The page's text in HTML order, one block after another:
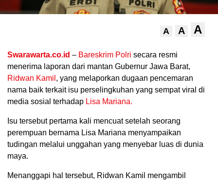
A A A
Swarawarta.co.id – Bareskrim Polri secara resmi
menerima laporan dari mantan Gubernur Jawa Barat,
Ridwan Kamil , yang melaporkan dugaan pencemaran
nama baik terkait isu perselingkuhan yang sempat viral di
media sosial terhadap Lisa Mariana.
Isu tersebut pertama kali mencuat setelah seorang
perempuan bernama Lisa Mariana menyampaikan
tudingan melalui unggahan yang menyebar luas di dunia
maya.
Menanggapi hal tersebut, Ridwan Kamil mengambil